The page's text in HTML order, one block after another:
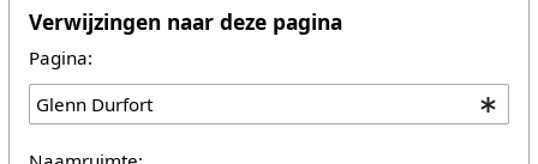
Verwijzingen naar deze pagina
Pagina: